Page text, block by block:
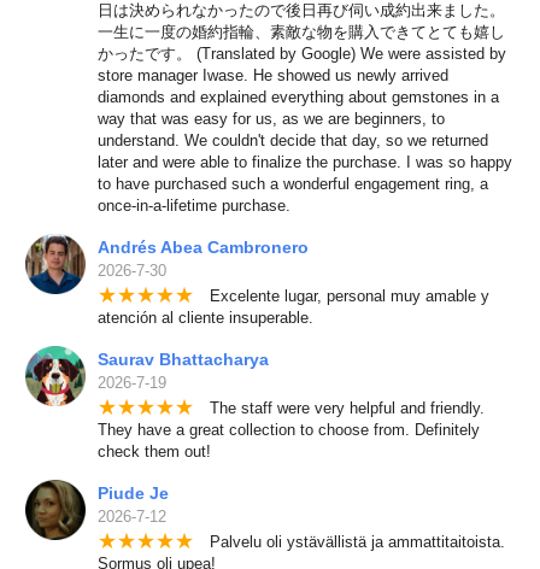
日は決められなかったので後日再び伺い成約出来ました。
一生に一度の婚約指輪、素敵な物を購入できてとても嬉し
かったです。 (Translated by Google) We were assisted by
store manager Iwase. He showed us newly arrived
diamonds and explained everything about gemstones in a
way that was easy for us, as we are beginners, to
understand. We couldn't decide that day, so we returned
later and were able to finalize the purchase. I was so happy
to have purchased such a wonderful engagement ring, a
once-in-a-lifetime purchase.
Andrés Abea Cambronero
2026-7-30
★★★★★ Excelente lugar, personal muy amable y
atención al cliente insuperable.
Saurav Bhattacharya
2026-7-19
★★★★★ The staff were very helpful and friendly.
They have a great collection to choose from. Definitely
check them out!
Piude Je
2026-7-12
★★★★★ Palvelu oli ystävällistä ja ammattitaitoista.
Sormus oli upea!